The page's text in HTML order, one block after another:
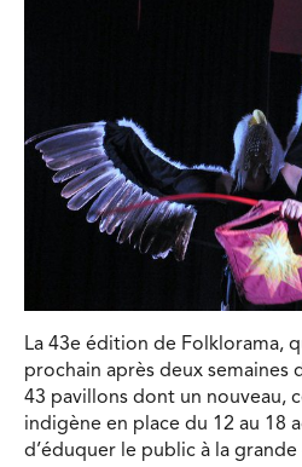
La 43e édition de Folklorama,
prochain après deux semaines
43 pavillons dont un nouveau,
indigène en place du 12 au 18
d’éduquer le public à la